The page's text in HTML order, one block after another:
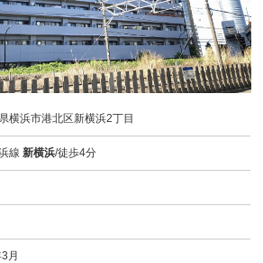
横浜市港北区新横浜2丁目
浜線新横浜/徒歩4分
月